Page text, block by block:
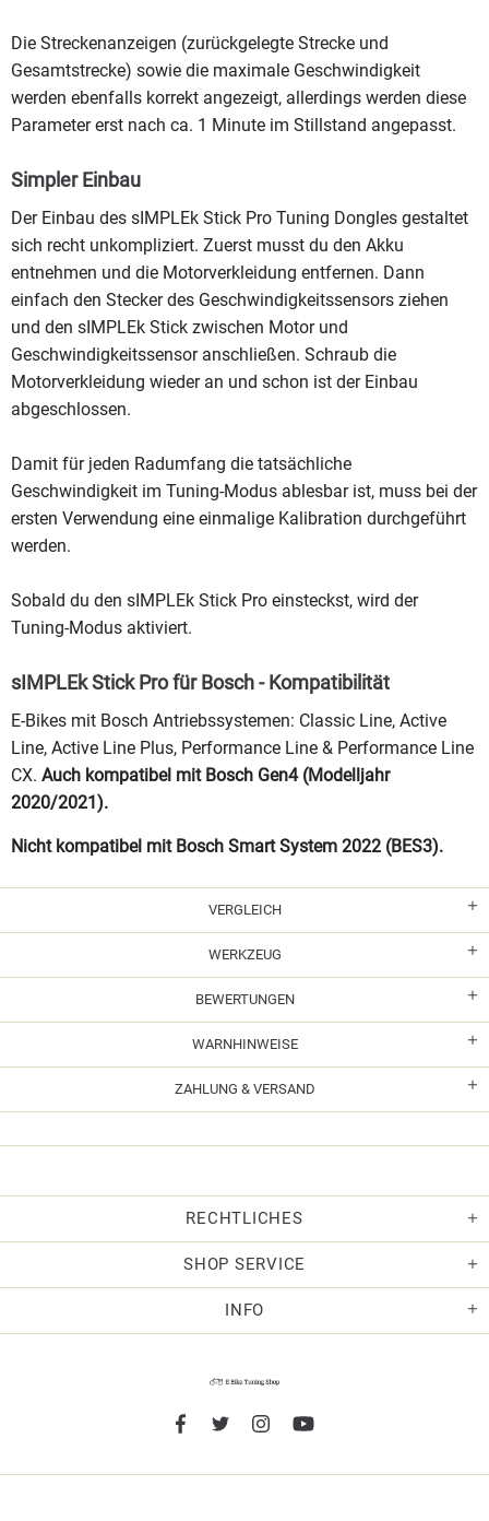
Die Streckenanzeigen (zurückgelegte Strecke und
Gesamtstrecke) sowie die maximale Geschwindigkeit
werden ebenfalls korrekt angezeigt, allerdings werden diese
Parameter erst nach ca. 1 Minute im Stillstand angepasst.
Simpler Einbau
Der Einbau des sIMPLEk Stick Pro Tuning Dongles gestaltet
sich recht unkompliziert. Zuerst musst du den Akku
entnehmen und die Motorverkleidung entfernen. Dann
einfach den Stecker des Geschwindigkeitssensors ziehen
und den sIMPLEk Stick zwischen Motor und
Geschwindigkeitssensor anschließen. Schraub die
Motorverkleidung wieder an und schon ist der Einbau
abgeschlossen.
Damit für jeden Radumfang die tatsächliche
Geschwindigkeit im Tuning-Modus ablesbar ist, muss bei der
ersten Verwendung eine einmalige Kalibration durchgeführt
werden.
Sobald du den sIMPLEk Stick Pro einsteckst, wird der
Tuning-Modus aktiviert.
sIMPLEk Stick Pro für Bosch - Kompatibilität
E-Bikes mit Bosch Antriebssystemen: Classic Line, Active
Line, Active Line Plus, Performance Line & Performance Line
CX. Auch kompatibel mit Bosch Gen4 (Modelljahr
2020/2021).
Nicht kompatibel mit Bosch Smart System 2022 (BES3).
VERGLEICH
WERKZEUG
BEWERTUNGEN
WARNHINWEISE
ZAHLUNG & VERSAND
RECHTLICHES
SHOP SERVICE
INFO